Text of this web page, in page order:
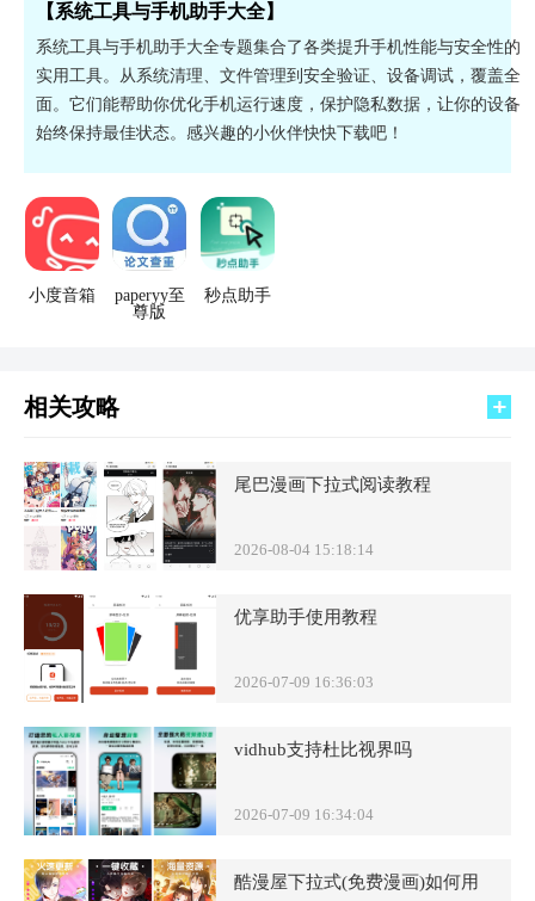
【系统工具与手机助手大全】
系统工具与手机助手大全专题集合了各类提升手机性能与安全性的
实用工具。从系统清理、文件管理到安全验证、设备调试，覆盖全
面。它们能帮助你优化手机运行速度，保护隐私数据，让你的设备
始终保持最佳状态。感兴趣的小伙伴快快下载吧！
小度音箱
paperyy至
尊版
秒点助手
相关攻略
尾巴漫画下拉式阅读教程
2026-08-04 15:18:14
优享助手使用教程
2026-07-09 16:36:03
vidhub支持杜比视界吗
2026-07-09 16:34:04
酷漫屋下拉式(免费漫画)如何用